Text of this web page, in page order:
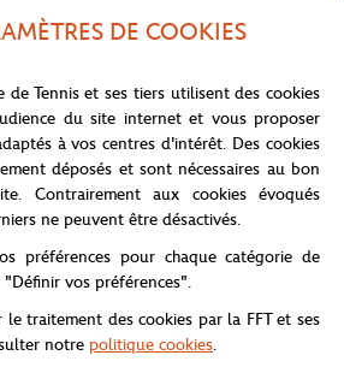
Graff sur la terre battue de Roland-
TU
DE COOKIES
de Tennis et ses tiers utilisent des cookies
du site internet et vous proposer
à vos centres d'intérêt. Des cookies
déposés et sont nécessaires au bon
Contrairement aux cookies évoqués
ne peuvent être désactivés.
préférences pour chaque catégorie de
vos préférences".
traitement des cookies par la FFT et ses
notre politique cookies.